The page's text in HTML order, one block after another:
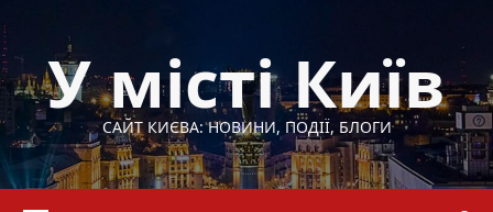
до
вмістуУ місті Київ
САЙТ КИЄВА: НОВИНИ, ПОДІЇ, БЛОГИ